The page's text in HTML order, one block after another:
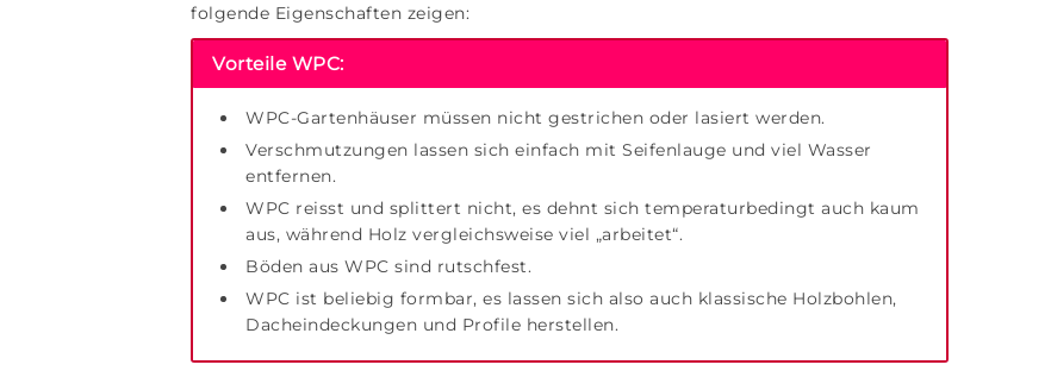
folgende Eigenschaften zeigen:
Vorteile WPC:
WPC-Gartenhäuser müssen nicht gestrichen oder lasiert werden.
Verschmutzungen lassen sich einfach mit Seifenlauge und viel Wasser
entfernen.
WPC reisst und splittert nicht, es dehnt sich temperaturbedingt auch kaum
aus, während Holz vergleichsweise viel „arbeitet“.
Böden aus WPC sind rutschfest.
WPC ist beliebig formbar, es lassen sich also auch klassische Holzbohlen,
Dacheindeckungen und Profile herstellen.